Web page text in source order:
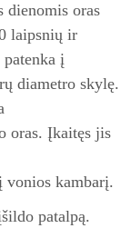
dienomis oras
laipsnių ir
į
diametro skylę.
oras. Įkaitęs jis
vonios kambarį.
patalpą.